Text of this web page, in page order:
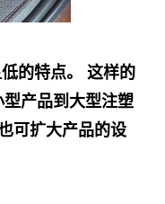
的特点。 这样的
产品到大型注塑
可扩大产品的设